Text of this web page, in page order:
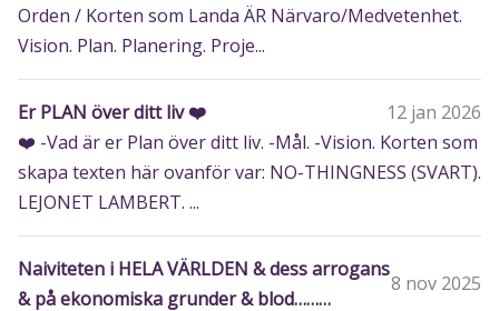
Orden / Korten som Landa ÄR Närvaro/Medvetenhet.
Vision. Plan. Planering. Proje...
Er PLAN över ditt liv ❤️
12 jan 2026
❤️ -Vad är er Plan över ditt liv. -Mål. -Vision. Korten som
skapa texten här ovanför var: NO-THINGNESS (SVART).
LEJONET LAMBERT. ...
Naiviteten i HELA VÄRLDEN & dess arrogans
& på ekonomiska grunder & blod………
8 nov 2025